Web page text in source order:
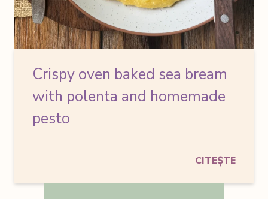
Crispy oven baked sea bream
with polenta and homemade
pesto
CITEȘTE